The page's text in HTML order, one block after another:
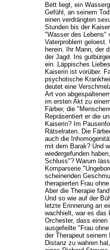
Bett liegt, ein
Gefühl, an seinem
einen verdrängten
Stunden bis der
"Wasser des Lebens"
Vaterproblem
herein. Ihr Mann, der
der Jagd. Ins
ein. Läppisches
Kaiserin ist vorüber.
psychotische
deutet eine
Art von
im ersten Akt zu
Färber, die
Repräsentiert er die
Kaiserin? Im
Rätselraten. Die
auch die
mit dem Barak? Und
wiedergefunden
Schluss"? Warum
Komparserie
scheinenden
therapierten Frau
Aber die Therapie
Und so wie auf der
letzte Erinnerung an
wachhielt, war es das
Orchester, dass einen
ausgefeilte "Frau
der Therapeut seinem
Distanz zu wahren